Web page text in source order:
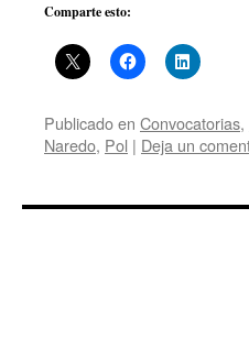
Comparte esto:
Publicado en Convocatorias,
Naredo, Pol | Deja un